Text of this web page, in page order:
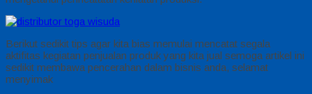
Berikut sedikit tips agar kita bias memulai mencatat segala
aktifitas kegiatan penjualan produk yang kita jual semoga artikel ini
sedikit membawa pencerahan dalam bisnis anda, selamat
menyimak